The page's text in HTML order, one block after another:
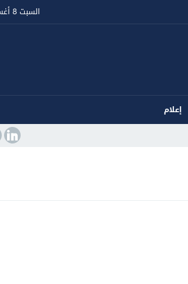
السبت 8 أغسطس 2026 - 18:41 مساءً
إعلام